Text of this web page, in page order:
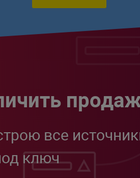
все
ключ